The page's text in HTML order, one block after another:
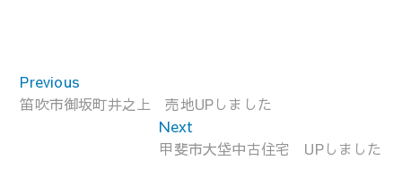
投
稿
Previous
post:
笛吹市御坂町井之上 売地UPしました
Next
post:
甲斐市大垈中古住宅 UPしました